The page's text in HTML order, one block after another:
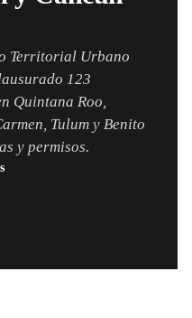
Territorial Urbano
123
Quintana Roo,
Tulum y Benito
y permisos.